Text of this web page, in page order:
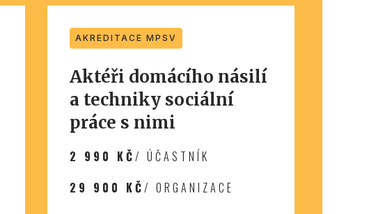
AKREDITACE MPSV
Aktéři domácího násilí
a techniky sociální
práce s nimi
2 990 KČ/ ÚČASTNÍK
29 900 KČ/ ORGANIZACE